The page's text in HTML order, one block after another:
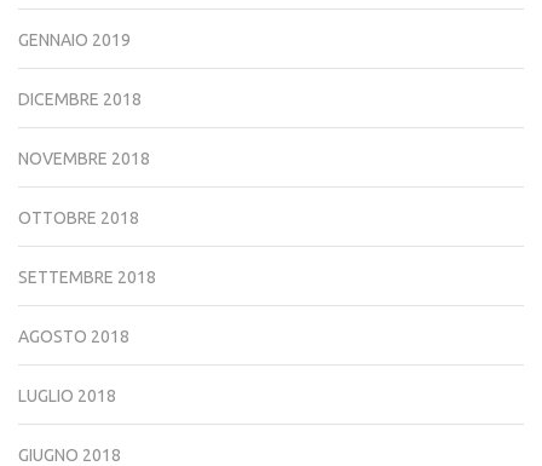
GENNAIO 2019
DICEMBRE 2018
NOVEMBRE 2018
OTTOBRE 2018
SETTEMBRE 2018
AGOSTO 2018
LUGLIO 2018
GIUGNO 2018